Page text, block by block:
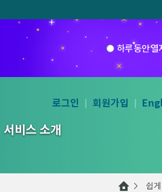
하루 동안 열
서비스 소개
로그인 회원가입
쉽